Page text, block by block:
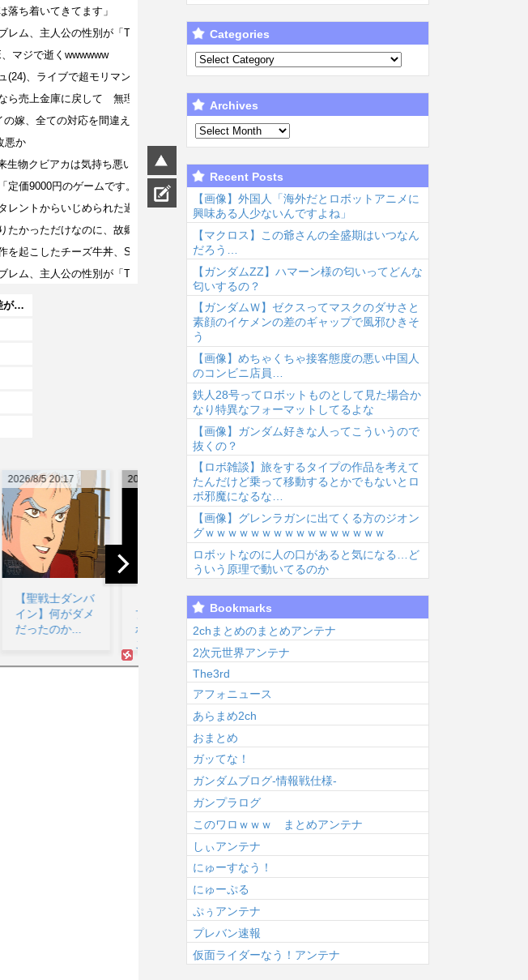
【呪術廻戦】禪院直哉と真人って、性格も作中での行いも末路も似たような二人なのに人気に差があるのが納得いかない！！
2026/8/5 20:14
【ラブライ
ブ！】【画像】
ポニテの矢澤に
2026/8/5 19:13
『少女革命ウテ
ナ』の主人公た
ちの寮、”あの
人”の家がモデ
ルだ...
2026/8/5 18:45
平野綾とかいう
お前らが知って
ることwww...
2026/8/5 18:11
僕の心のヤバイ
Categories
Archives
Recent Posts
【画像】外国人「海外だとロボットアニメに
興味ある人少ないんですよね」
【マクロス】この爺さんの全盛期はいつなん
だろう…
【ガンダムΖΖ】ハマーン様の匂いってどんな
匂いするの？
【ガンダムＷ】ゼクスってマスクのダサさと
素顔のイケメンの差のギャップで風邪ひきそ
う
【画像】めちゃくちゃ接客態度の悪い中国人
のコンビニ店員…
鉄人28号ってロボットものとして見た場合か
なり特異なフォーマットしてるよな
【画像】ガンダム好きな人ってこういうので
抜くの？
【ロボ雑談】旅をするタイプの作品を考えて
たんだけど乗って移動するとかでもないとロ
ボ邪魔になるな…
【画像】グレンラガンに出てくる方のジオン
グｗｗｗｗｗｗｗｗｗｗｗｗｗｗｗｗ
ロボットなのに人の口があると気になる…ど
ういう原理で動いてるのか
Bookmarks
2chまとめのまとめアンテナ
2次元世界アンテナ
The3rd
アフォニュース
あらまめ2ch
おまとめ
ガッてな！
ガンダムブログ-情報戦仕様-
ガンプラログ
このワロｗｗｗ まとめアンテナ
しぃアンテナ
にゅーすなう！
にゅーぷる
ぷぅアンテナ
プレバン速報
仮面ライダーなう！アンテナ